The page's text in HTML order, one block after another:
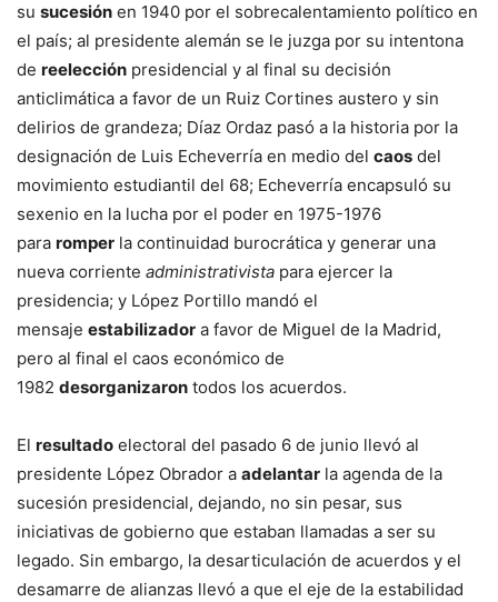
su sucesión en 1940 por el sobrecalentamiento político en
el país; al presidente alemán se le juzga por su intentona
de reelección presidencial y al final su decisión
anticlimática a favor de un Ruiz Cortines austero y sin
delirios de grandeza; Díaz Ordaz pasó a la historia por la
designación de Luis Echeverría en medio del caos del
movimiento estudiantil del 68; Echeverría encapsuló su
sexenio en la lucha por el poder en 1975-1976
para romper la continuidad burocrática y generar una
nueva corriente administrativista para ejercer la
presidencia; y López Portillo mandó el
mensaje estabilizador a favor de Miguel de la Madrid,
pero al final el caos económico de
1982 desorganizaron todos los acuerdos.
El resultado electoral del pasado 6 de junio llevó al
presidente López Obrador a adelantar la agenda de la
sucesión presidencial, dejando, no sin pesar, sus
iniciativas de gobierno que estaban llamadas a ser su
legado. Sin embargo, la desarticulación de acuerdos y el
desamarre de alianzas llevó a que el eje de la estabilidad